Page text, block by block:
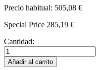
Precio habitual: 505,08 €
Special Price 285,19 €
Cantidad:
Añadir al carrito